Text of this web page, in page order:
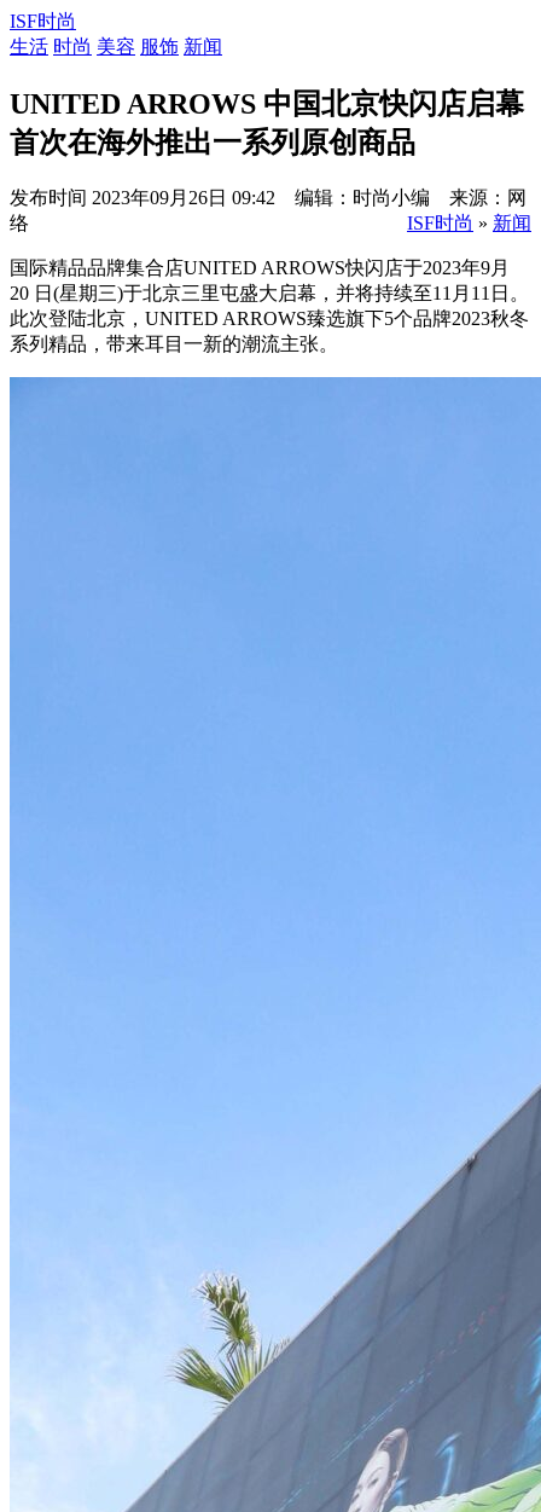
ISF时尚
生活 时尚 美容 服饰 新闻
UNITED ARROWS 中国北京快闪店启幕
首次在海外推出一系列原创商品
发布时间 2023年09月26日 09:42 编辑：时尚小编 来源：网
络
ISF时尚 » 新闻
国际精品品牌集合店UNITED ARROWS快闪店于2023年9月
20 日(星期三)于北京三里屯盛大启幕，并将持续至11月11日。
此次登陆北京，UNITED ARROWS臻选旗下5个品牌2023秋冬
系列精品，带来耳目一新的潮流主张。